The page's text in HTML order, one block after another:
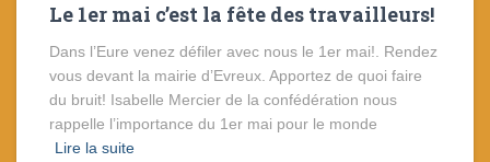
Le 1er mai c’est la fête des travailleurs!
Dans l’Eure venez défiler avec nous le 1er mai!. Rendez
vous devant la mairie d’Evreux. Apportez de quoi faire
du bruit! Isabelle Mercier de la confédération nous
rappelle l’importance du 1er mai pour le monde
Lire la suite